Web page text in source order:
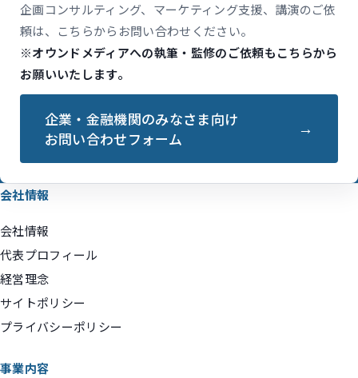
企画コンサルティング、マーケティング支援、講演のご依
頼は、こちらからお問い合わせください。
※オウンドメディアへの執筆・監修のご依頼もこちらから
お願いいたします。
企業・金融機関のみなさま向け
お問い合わせフォーム
会社情報
会社情報
代表プロフィール
経営理念
サイトポリシー
プライバシーポリシー
事業内容